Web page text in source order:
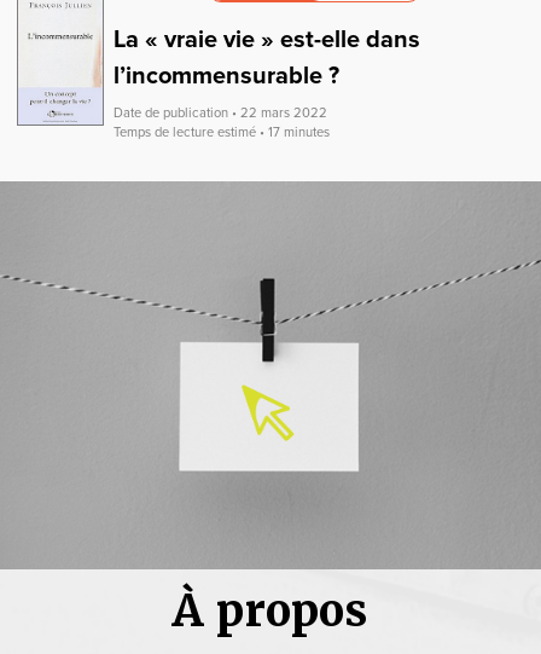
La « vraie vie » est-elle dans
l’incommensurable ?
Date de publication • 22 mars 2022
Temps de lecture estimé • 17 minutes
À propos